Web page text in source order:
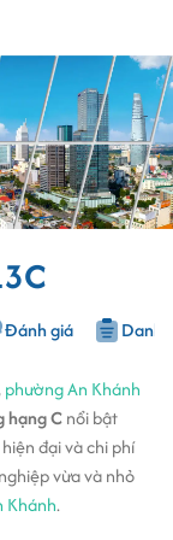
Đánh giá Danh
phường An Khánh
hạng Cnổi bật
đại và chi phí
vừa và nhỏ
Khánh.